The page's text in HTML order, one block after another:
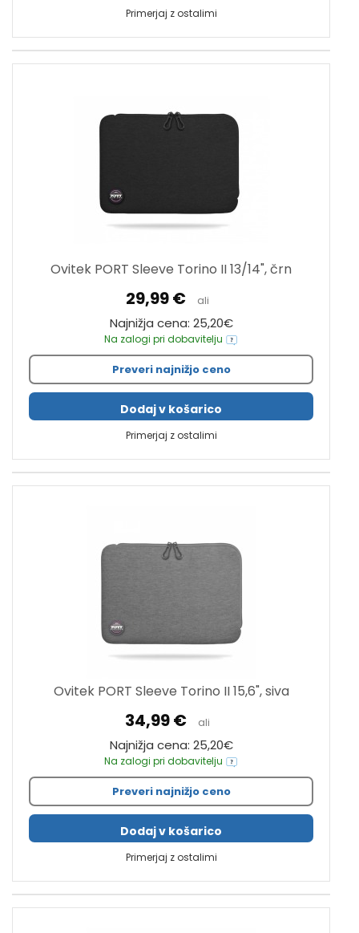
Primerjaj z ostalimi
Ovitek PORT Sleeve Torino II 13/14", črn
29,99 € ali
Najnižja cena: 25,20€
Na zalogi pri dobavitelju
Preveri najnižjo ceno
Dodaj v košarico
Primerjaj z ostalimi
Ovitek PORT Sleeve Torino II 15,6", siva
34,99 € ali
Najnižja cena: 25,20€
Na zalogi pri dobavitelju
Preveri najnižjo ceno
Dodaj v košarico
Primerjaj z ostalimi